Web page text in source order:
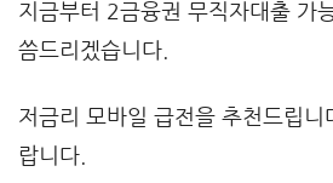
지금부터 2금융권 무직자대출 가
씀드리겠습니다.
저금리 모바일 급전을 추천드립
랍니다.